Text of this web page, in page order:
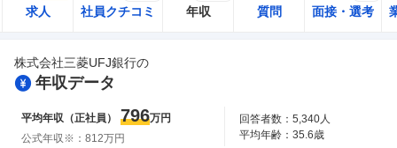
求人 社員クチコミ 年収 質問 面接・選考
株式会社三菱UFJ銀行の
年収データ
平均年収（正社員） 796万円
公式年収※： 812万円
回答者数：5,340 人
平均年齢：35.6歳